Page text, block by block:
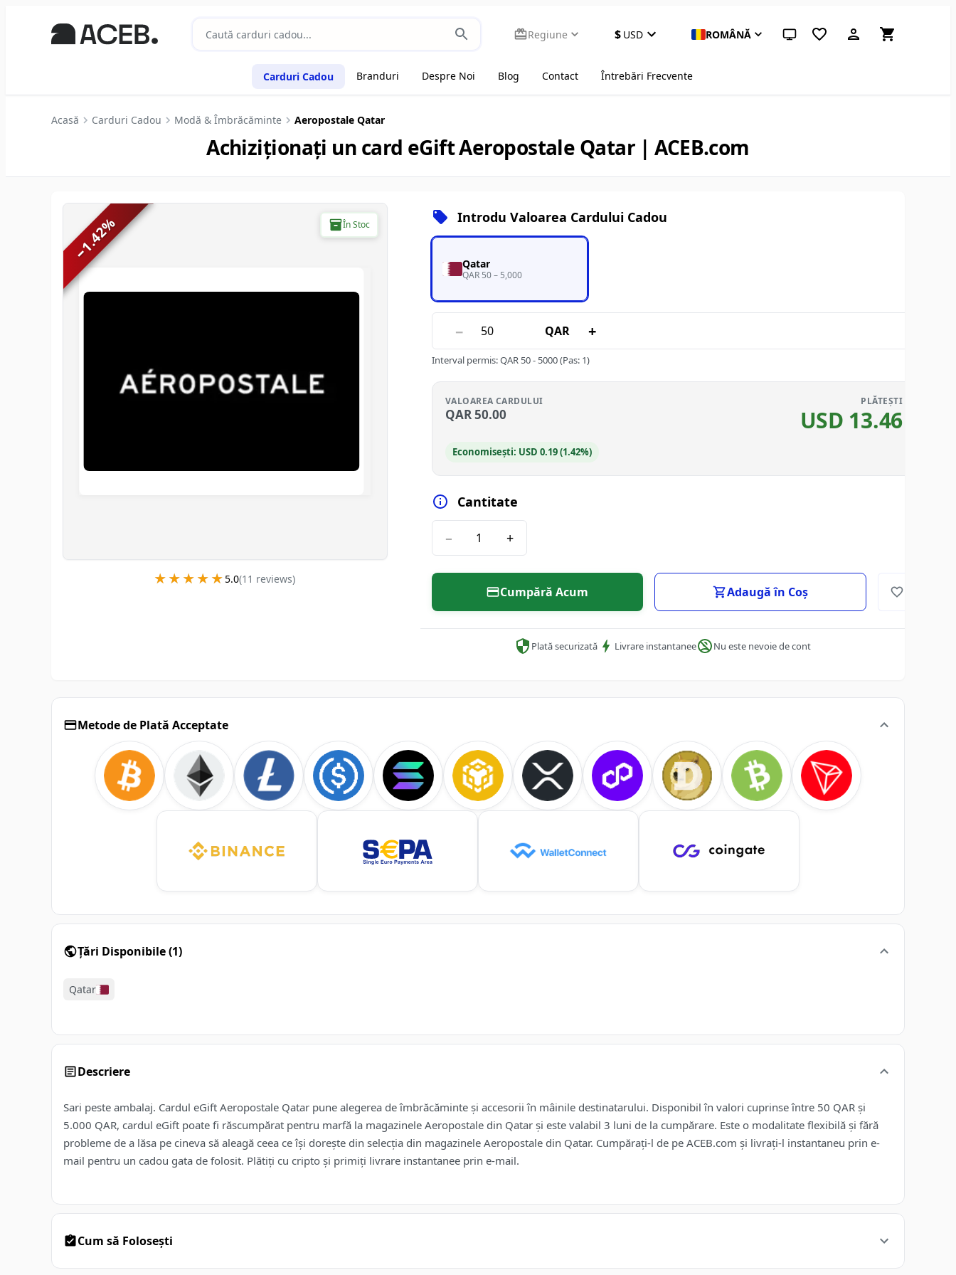
Regiune $ USD ROMÂNĂ Temă sistem (apasă pentru deschisă)
Carduri Cadou Branduri Despre Noi Blog Contact Întrebări Frecvente
Acasă Carduri Cadou Modă & Îmbrăcăminte Aeropostale Qatar
Achiziționați un card eGift Aeropostale Qatar | ACEB.com
În Stoc
−
1.42
%
★★★★★
★★★★★5.0(11 reviews)
Introdu Valoarea Cardului Cadou
Qatar
QAR 50 – 5,000
− QAR +
Interval permis:QAR 50- 5000(Pas: 1)
VALOAREA CARDULUI
QAR50.00
PLĂTEȘTI
USD 13.46
Economisești: USD 0.19 (1.42%)
Cantitate
− +
Cumpără Acum Adaugă în Coș
Plată securizată Livrare instantanee Nu este nevoie de cont
Metode de Plată Acceptate
Țări Disponibile(1)
Qatar
Descriere
Sari peste ambalaj. Cardul eGift Aeropostale Qatar pune alegerea de îmbrăcăminte și accesorii în mâinile destinatarului. Disponibil în valori cuprinse între 50 QAR și
5.000 QAR, cardul eGift poate fi răscumpărat pentru marfă la magazinele Aeropostale din Qatar și este valabil 3 luni de la cumpărare. Este o modalitate flexibilă și fără
probleme de a lăsa pe cineva să aleagă ceea ce își dorește din selecția din magazinele Aeropostale din Qatar. Cumpărați-l de pe ACEB.com și livrați-l instantaneu prin e-
mail pentru un cadou gata de folosit. Plătiți cu cripto și primiți livrare instantanee prin e-mail.
Cum să Folosești